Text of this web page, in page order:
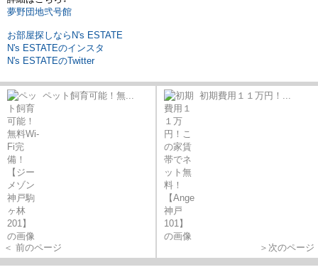
夢野団地弐号館
お部屋探しならN's ESTATE
N's ESTATEのインスタ
N's ESTATEのTwitter
ペット飼育可能！無...
＜ 前のページ
初期費用１１万円！...
＞次のページ